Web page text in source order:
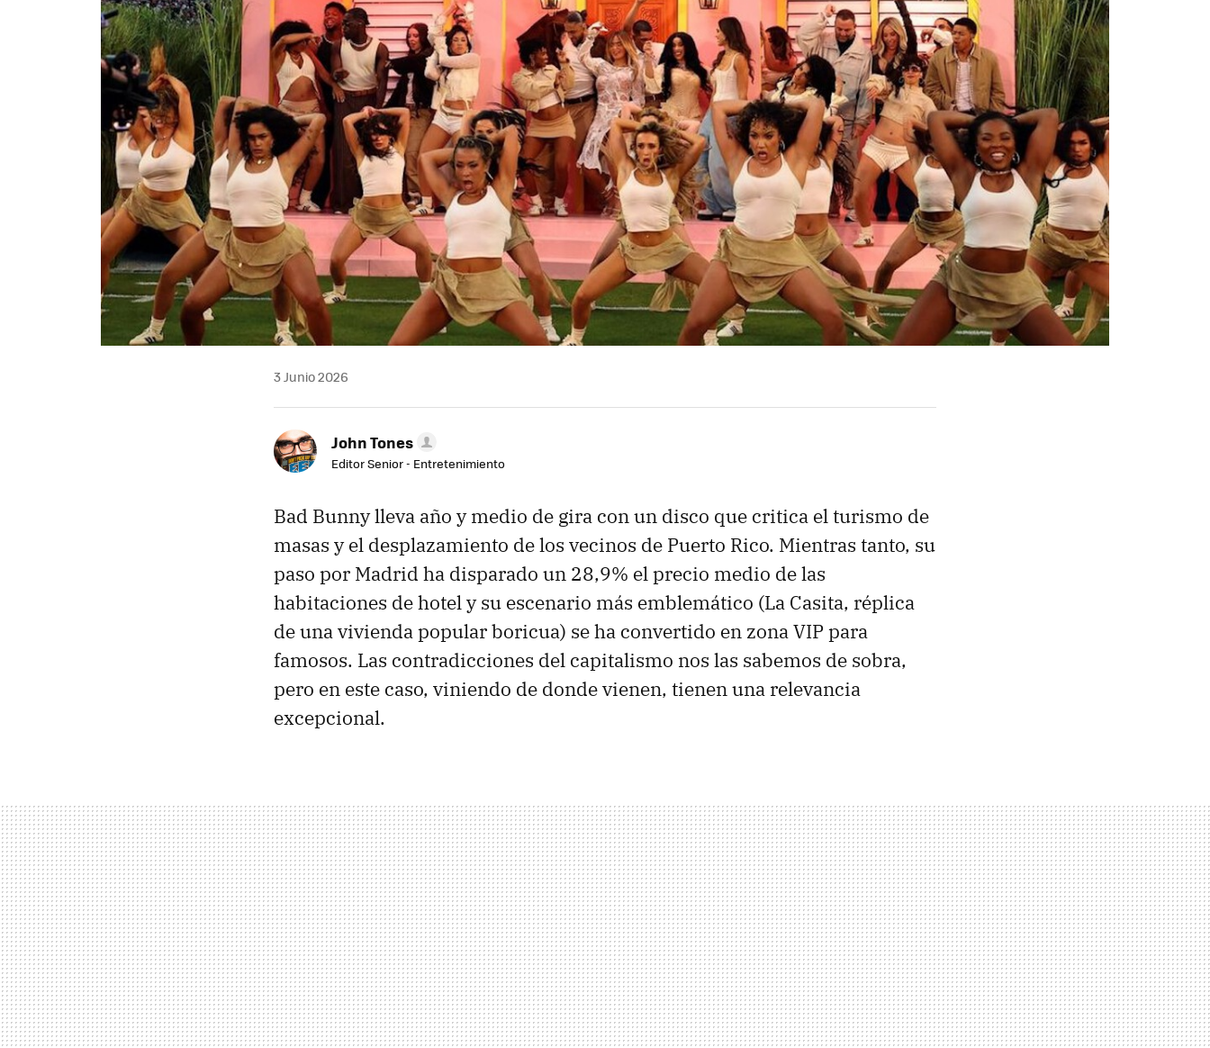
3 Junio 2026
John Tones
Editor Senior - Entretenimiento
Bad Bunny lleva año y medio de gira con un disco que critica el turismo de
masas y el desplazamiento de los vecinos de Puerto Rico. Mientras tanto, su
paso por Madrid ha disparado un 28,9% el precio medio de las
habitaciones de hotel y su escenario más emblemático (La Casita, réplica
de una vivienda popular boricua) se ha convertido en zona VIP para
famosos. Las contradicciones del capitalismo nos las sabemos de sobra,
pero en este caso, viniendo de donde vienen, tienen una relevancia
excepcional.